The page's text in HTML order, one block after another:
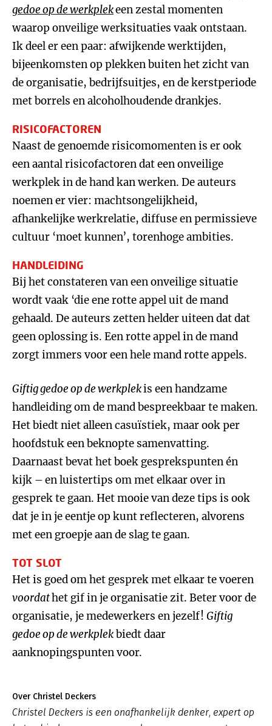
gedoe op de werkplekeen zestal momenten
waarop onveilige werksituaties vaak ontstaan.
Ik deel er een paar: afwijkende werktijden,
bijeenkomsten op plekken buiten het zicht van
de organisatie, bedrijfsuitjes, en de kerstperiode
met borrels en alcoholhoudende drankjes.
RISICOFACTOREN
Naast de genoemde risicomomenten is er ook
een aantal risicofactoren dat een onveilige
werkplek in de hand kan werken. De auteurs
noemen er vier: machtsongelijkheid,
afhankelijke werkrelatie, diffuse en permissieve
cultuur ‘moet kunnen’, torenhoge ambities.
HANDLEIDING
Bij het constateren van een onveilige situatie
wordt vaak ‘die ene rotte appel uit de mand
gehaald. De auteurs zetten helder uiteen dat dat
geen oplossing is. Een rotte appel in de mand
zorgt immers voor een hele mand rotte appels.
Giftig gedoe op de werkplekis een handzame
handleiding om de mand bespreekbaar te maken.
Het biedt niet alleen casuïstiek, maar ook per
hoofdstuk een beknopte samenvatting.
Daarnaast bevat het boek gesprekspunten én
kijk – en luistertips om met elkaar over in
gesprek te gaan. Het mooie van deze tips is ook
dat je in je eentje op kunt reflecteren, alvorens
met een groepje aan de slag te gaan.
TOT SLOT
Het is goed om het gesprek met elkaar te voeren
voordathet gif in je organisatie zit. Beter voor de
organisatie, je medewerkers en jezelf! Giftig
gedoe op de werkplekbiedt daar
aanknopingspunten voor.
Over Christel Deckers
Christel Deckers is een onafhankelijk denker, expert op